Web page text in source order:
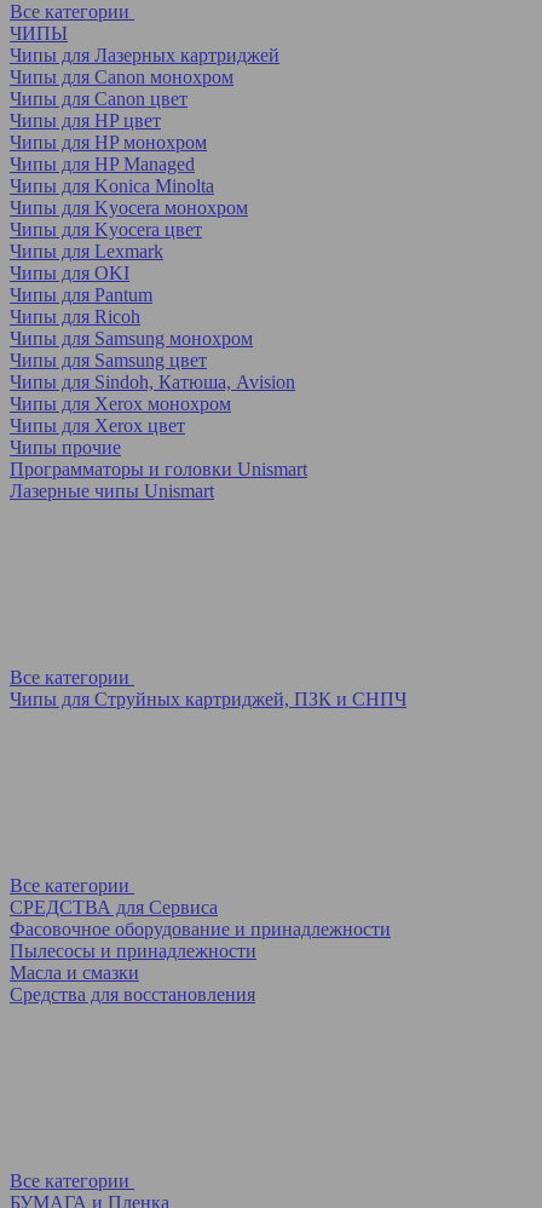
Все категории
ЧИПЫ
Чипы для Лазерных картриджей
Чипы для Canon монохром
Чипы для Canon цвет
Чипы для HP цвет
Чипы для HP монохром
Чипы для HP Managed
Чипы для Konica Minolta
Чипы для Kyocera монохром
Чипы для Kyocera цвет
Чипы для Lexmark
Чипы для OKI
Чипы для Pantum
Чипы для Ricoh
Чипы для Samsung монохром
Чипы для Samsung цвет
Чипы для Sindoh, Катюша, Avision
Чипы для Xerox монохром
Чипы для Xerox цвет
Чипы прочие
Программаторы и головки Unismart
Лазерные чипы Unismart
Все категории
Чипы для Струйных картриджей, ПЗК и СНПЧ
Все категории
СРЕДСТВА для Сервиса
Фасовочное оборудование и принадлежности
Пылесосы и принадлежности
Масла и смазки
Средства для восстановления
Все категории
БУМАГА и Пленка